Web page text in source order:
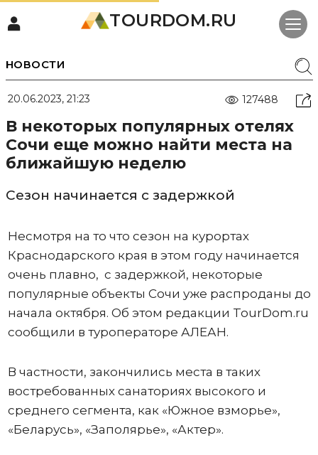
TOURDOM.RU
НОВОСТИ
20.06.2023, 21:23 127488
В некоторых популярных отелях
Сочи еще можно найти места на
ближайшую неделю
Сезон начинается с задержкой
Несмотря на то что сезон на курортах
Краснодарского края в этом году начинается
очень плавно, с задержкой, некоторые
популярные объекты Сочи уже распроданы до
начала октября. Об этом редакции TourDom.ru
сообщили в туроператоре АЛЕАН.
В частности, закончились места в таких
востребованных санаториях высокого и
среднего сегмента, как «Южное взморье»,
«Беларусь», «Заполярье», «Актер».